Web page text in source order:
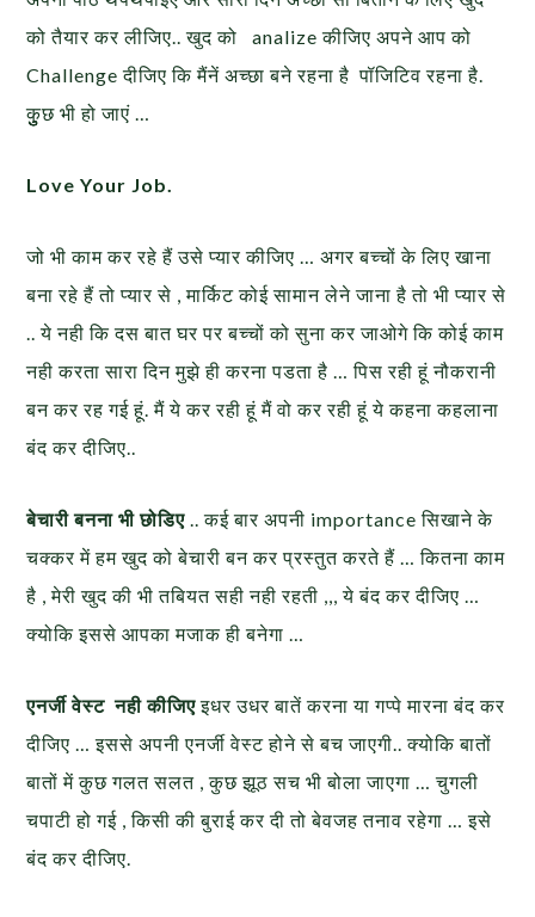
को तैयार कर लीजिए.. खुद को analize कीजिए अपने आप को
Challenge दीजिए कि मैंनें अच्छा बने रहना है पॉजिटिव रहना है.
कुुुुछ भी हो जाएं …
Love Your Job.
जो भी काम कर रहे हैं उसे प्यार कीजिए … अगर बच्चों के लिए खाना
बना रहे हैं तो प्यार से , मार्किट कोई सामान लेने जाना है तो भी प्यार से
.. ये नही कि दस बात घर पर बच्चों को सुना कर जाओगे कि कोई काम
नही करता सारा दिन मुझे ही करना पडता है … पिस रही हूं नौकरानी
बन कर रह गई हूं. मैं ये कर रही हूं मैं वो कर रही हूं ये कहना कहलाना
बंद कर दीजिए..
बेचारी बनना भी छोडिए .. कई बार अपनी importance सिखाने के
चक्कर में हम खुद को बेचारी बन कर प्रस्तुत करते हैं … कितना काम
है , मेरी खुद की भी तबियत सही नही रहती ,,, ये बंद कर दीजिए …
क्योकि इससे आपका मजाक ही बनेगा …
एनर्जी वेस्ट नही कीजिएइधर उधर बातें करना या गप्पे मारना बंद कर
दीजिए … इससे अपनी एनर्जी वेस्ट होने से बच जाएगी.. क्योकि बातों
बातों में कुछ गलत सलत , कुछ झूठ सच भी बोला जाएगा … चुगली
चपाटी हो गई , किसी की बुराई कर दी तो बेवजह तनाव रहेगा … इसे
बंद कर दीजिए.